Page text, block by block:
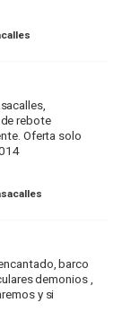
rebote
Oferta solo
barco
demonios ,
y si